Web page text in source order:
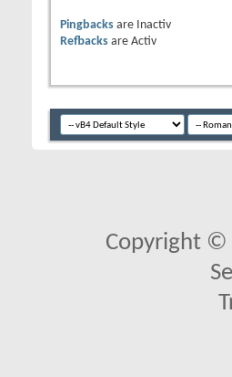
Pingbacks are
Inactiv
Refbacks are Activ
Copyright ©